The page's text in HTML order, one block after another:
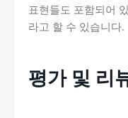
표현들도 포함되어
라고 할 수 있습니다.
평가 및 리